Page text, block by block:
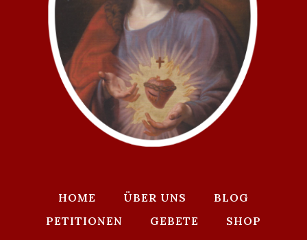
HOME ÜBER UNS
BLOG
PETITIONEN
GEBETE
SHOP